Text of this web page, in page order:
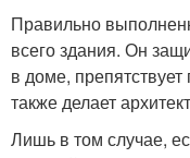
Правильно
всего здания. Он
в доме,
также делает
Лишь в том случае,